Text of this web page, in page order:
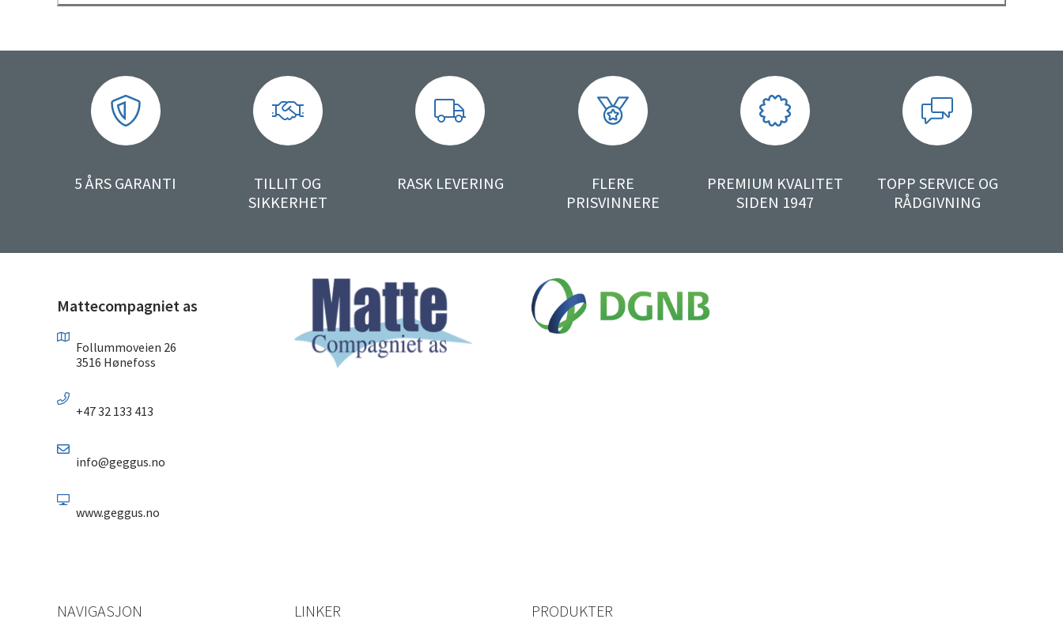
5 ÅRS GARANTI
TILLIT OG
SIKKERHET
RASK LEVERING
FLERE
PRISVINNERE
PREMIUM KVALITET
SIDEN 1947
TOPP SERVICE OG
RÅDGIVNING
Mattecompagniet as
Follummoveien 26
3516 Hønefoss
+47 32 133 413
info@geggus.no
www.geggus.no
NAVIGASJON LINKER PRODUKTER